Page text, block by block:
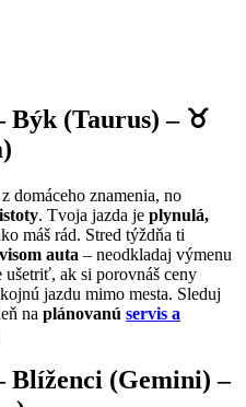
Býk (Taurus) – ♉
domáceho znamenia, no
. Tvoja jazda je plynulá,
máš rád. Stred týždňa ti
auta – neodkladaj výmenu
ak si porovnáš ceny
jazdu mimo mesta. Sleduj
na plánovanú servis a
Blíženci (Gemini) –